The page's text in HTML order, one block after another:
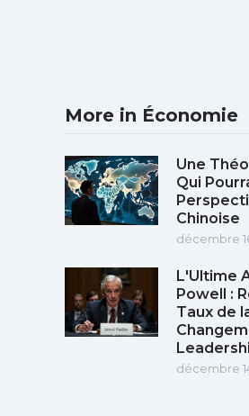
More in Économie
Une
Qui
Chinoise
décembre
L'Ultime
Powell :
Taux de
décembre